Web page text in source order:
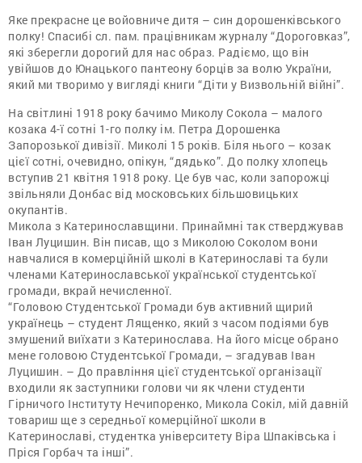
Яке прекрасне це войовниче дитя – син дорошенківського
полку! Спасибі сл. пам. працівникам журналу “Дороговказ”,
які зберегли дорогий для нас образ. Радіємо, що він
увійшов до Юнацького пантеону борців за волю України,
який ми творимо у вигляді книги “Діти у Визвольній війні”.
На світлині 1918 року бачимо Миколу Сокола – малого
козака 4-ї сотні 1-го полку ім. Петра Дорошенка
Запорозької дивізії. Миколі 15 років. Біля нього – козак
цієї сотні, очевидно, опікун, “дядько”. До полку хлопець
вступив 21 квітня 1918 року. Це був час, коли запорожці
звільняли Донбас від московських більшовицьких
окупантів.
Микола з Катеринославщини. Принаймні так стверджував
Іван Луцишин. Він писав, що з Миколою Соколом вони
навчалися в комерційній школі в Катеринославі та були
членами Катеринославської української студентської
громади, вкрай нечисленної.
“Головою Студентської Громади був активний щирий
українець – студент Лященко, який з часом подіями був
змушений виїхати з Катеринослава. На його місце обрано
мене головою Студентської Громади, – згадував Іван
Луцишин. – До правління цієї студентської організації
входили як заступники голови чи як члени студенти
Гірничого Інституту Нечипоренко, Микола Сокіл, мій давній
товариш ще з середньої комерційної школи в
Катеринославі, студентка університету Віра Шпаківська і
Пріся Горбач та інші”.